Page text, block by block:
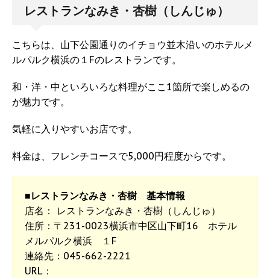
レストランなみき・杏樹（しんじゅ）
こちらは、山下公園通りのイチョウ並木沿いのホテルメ
ルパルク横浜の１Fのレストランです。
和・洋・中といろいろな料理がここ1箇所で楽しめるの
が魅力です。
気軽に入りやすいお店です。
料金は、フレンチコースで5,000円程度からです。
■レストランなみき・杏樹 基本情報
店名： レストランなみき・杏樹（しんじゅ）
住所：〒231-0023横浜市中区山下町16 ホテル
メルパルク横浜 １F
連絡先：045-662-2221
URL：